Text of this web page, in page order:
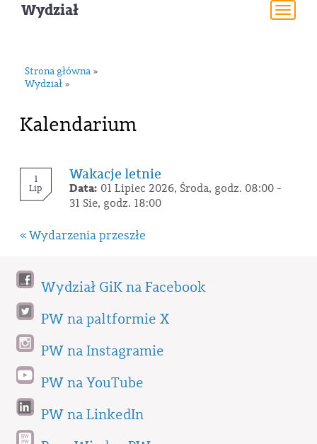
Wydział
Strona główna »
Wydział »
Kalendarium
1
Lip
Wakacje letnie
Data: 01 Lipiec 2026, Środa, godz. 08:00 -
31 Sie, godz. 18:00
« Wydarzenia przeszłe
Wydział GiK na Facebook
PW na paltformie X
PW na Instagramie
PW na YouTube
PW na LinkedIn